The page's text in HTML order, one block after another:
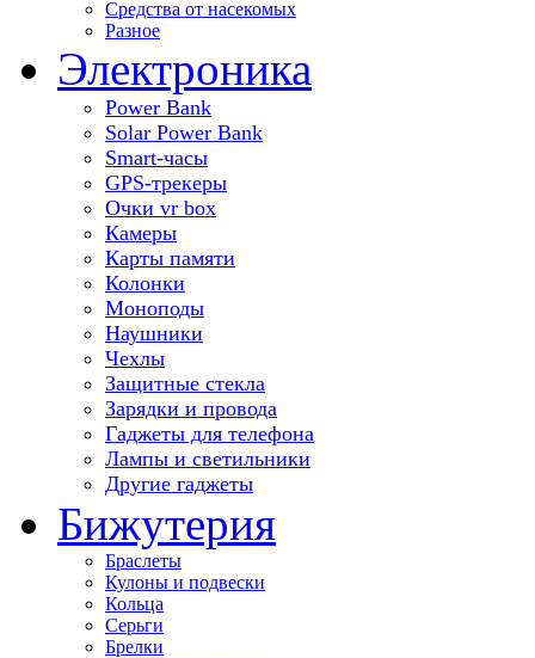
Средства от насекомых
Разное
Электроника
Power Bank
Solar Power Bank
Smart-часы
GPS-трекеры
Очки vr box
Камеры
Карты памяти
Колонки
Моноподы
Наушники
Чехлы
Защитные стекла
Зарядки и провода
Гаджеты для телефона
Лампы и светильники
Другие гаджеты
Бижутерия
Браслеты
Кулоны и подвески
Кольца
Серьги
Брелки